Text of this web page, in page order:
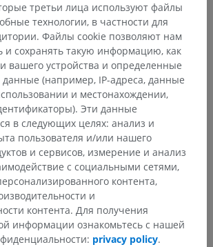
анатомия человека
предложить поправку, свою версию
по улучшению контента.
Сообщить об ошибке
третьи лица используют файлы
технологии, в частности для
Файлы cookie позволяют нам
и сохранять такую информацию, как
вашего устройства и определенные
(например, IP-адреса, данные
и местонахождении,
Эти данные
в следующих целях: анализ и
пользователя и/или нашего
и сервисов, измерение и анализ
с социальными сетями,
контента,
и
контента. Для получения
информации ознакомьтесь с нашей
privacy policy.